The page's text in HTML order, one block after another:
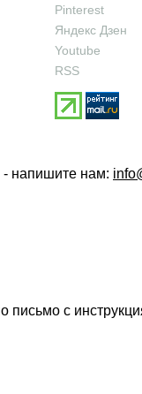
Pinterest
Яндекс Дзен
Youtube
RSS
- напишите нам:
письмо с